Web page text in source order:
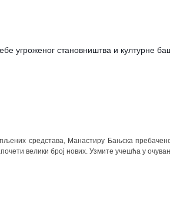
угроженог становништва и културне
средстава, Манастиру Бањска
велики број нових. Узмите учешћа у